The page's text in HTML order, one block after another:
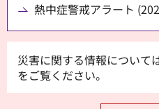
熱中症警戒アラート
災害に関する情報については
をご覧ください。